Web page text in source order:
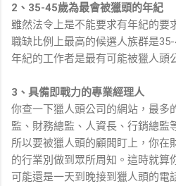
2、35-45歲為最會被獵頭的年紀
雖然法令上是不能要求有年紀的要
職缺比例上最高的候選人族群是
年紀的工作者是最有可能被獵人頭
3、具備即戰力的專業經理人
你查一下獵人頭公司的網站，最多
監、財務總監、人資長、行銷總監
所以要被獵人頭的顧闆盯上，你在
的行業別做到眾所周知。這時就算
可能還是一天到晚接到獵人頭的電